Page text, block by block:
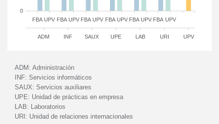
FBA FBA FBA FBA FBA FBA
UPV UPV UPV UPV UPV UPV
ADM INF SAUX UPE LAB URI UPV
0
ADM: Administración
INF: Servicios informáticos
SAUX: Servicios auxiliares
UPE: Unidad de prácticas en empresa
LAB: Laboratorios
URI: Unidad de relaciones internacionales